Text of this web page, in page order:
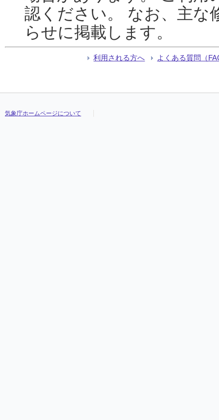
認ください。 なお、主な
らせに掲載します。
利用される方へ よくある質問（
気象庁ホームページについて